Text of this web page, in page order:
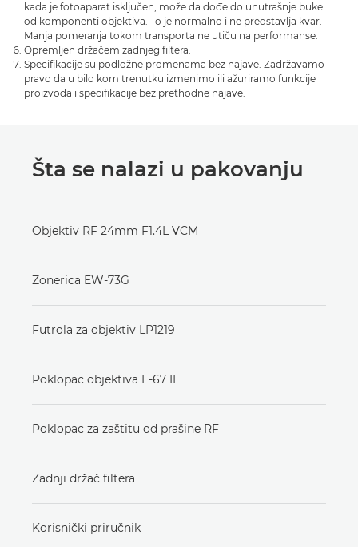
kada je fotoaparat isključen, može da dođe do unutrašnje buke
od komponenti objektiva. To je normalno i ne predstavlja kvar.
Manja pomeranja tokom transporta ne utiču na performanse.
Opremljen držačem zadnjeg filtera.
Specifikacije su podložne promenama bez najave. Zadržavamo
pravo da u bilo kom trenutku izmenimo ili ažuriramo funkcije
proizvoda i specifikacije bez prethodne najave.
Šta se nalazi u pakovanju
Objektiv RF 24mm F1.4L VCM
Zonerica EW-73G
Futrola za objektiv LP1219
Poklopac objektiva E-67 II
Poklopac za zaštitu od prašine RF
Zadnji držač filtera
Korisnički priručnik